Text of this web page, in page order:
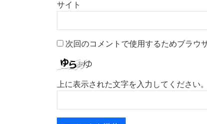
サイト
次回のコメントで使用するためブラウ
上に表示された文字を入力してください。